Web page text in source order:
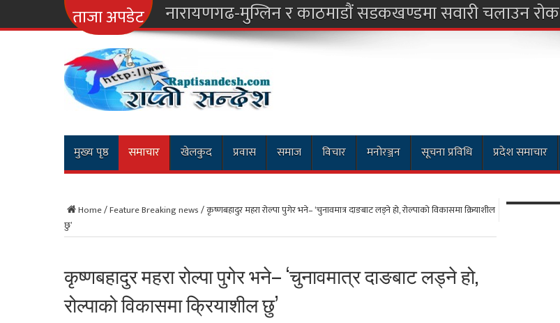
ताजा अपडेट नारायणगढ-मुग्लिन र काठमाडौं सडकखण्डमा सवारी चलाउन रोक
मुख्य पृष्ठ समाचार खेलकुद प्रवास समाज विचार मनोरञ्जन सूचना प्रविधि प्रदेश समाचार
Home/Feature Breaking news/कृष्णबहादुर महरा रोल्पा पुगेर भने– ‘चुनावमात्र दाङबाट लड्ने हो, रोल्पाको विकासमा क्रियाशील
छु’
कृष्णबहादुर महरा रोल्पा पुगेर भने– ‘चुनावमात्र दाङबाट लड्ने हो,
रोल्पाको विकासमा क्रियाशील छु’